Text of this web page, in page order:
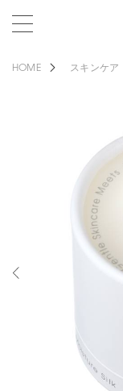
HOME スキンケア